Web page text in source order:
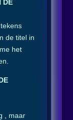
DE
de titel in
het
, maar